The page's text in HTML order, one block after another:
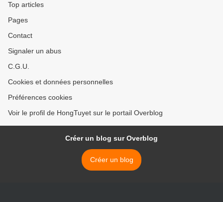
Top articles
Pages
Contact
Signaler un abus
C.G.U.
Cookies et données personnelles
Préférences cookies
Voir le profil de HongTuyet sur le portail Overblog
Créer un blog sur Overblog
Créer un blog